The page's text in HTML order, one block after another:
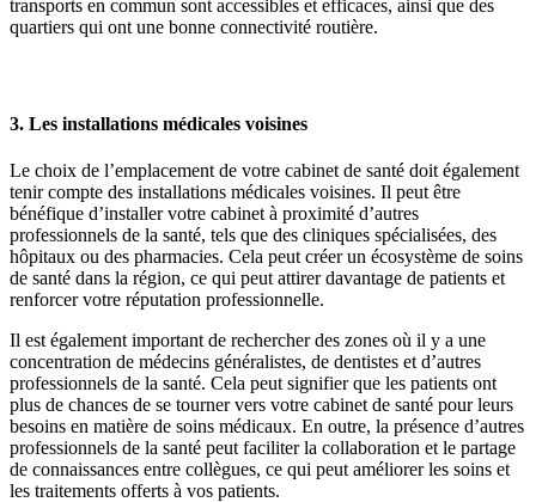
transports en commun sont accessibles et efficaces, ainsi que des
quartiers qui ont une bonne connectivité routière.
3. Les installations médicales voisines
Le choix de l’emplacement de votre cabinet de santé doit également
tenir compte des installations médicales voisines. Il peut être
bénéfique d’installer votre cabinet à proximité d’autres
professionnels de la santé, tels que des cliniques spécialisées, des
hôpitaux ou des pharmacies. Cela peut créer un écosystème de soins
de santé dans la région, ce qui peut attirer davantage de patients et
renforcer votre réputation professionnelle.
Il est également important de rechercher des zones où il y a une
concentration de médecins généralistes, de dentistes et d’autres
professionnels de la santé. Cela peut signifier que les patients ont
plus de chances de se tourner vers votre cabinet de santé pour leurs
besoins en matière de soins médicaux. En outre, la présence d’autres
professionnels de la santé peut faciliter la collaboration et le partage
de connaissances entre collègues, ce qui peut améliorer les soins et
les traitements offerts à vos patients.